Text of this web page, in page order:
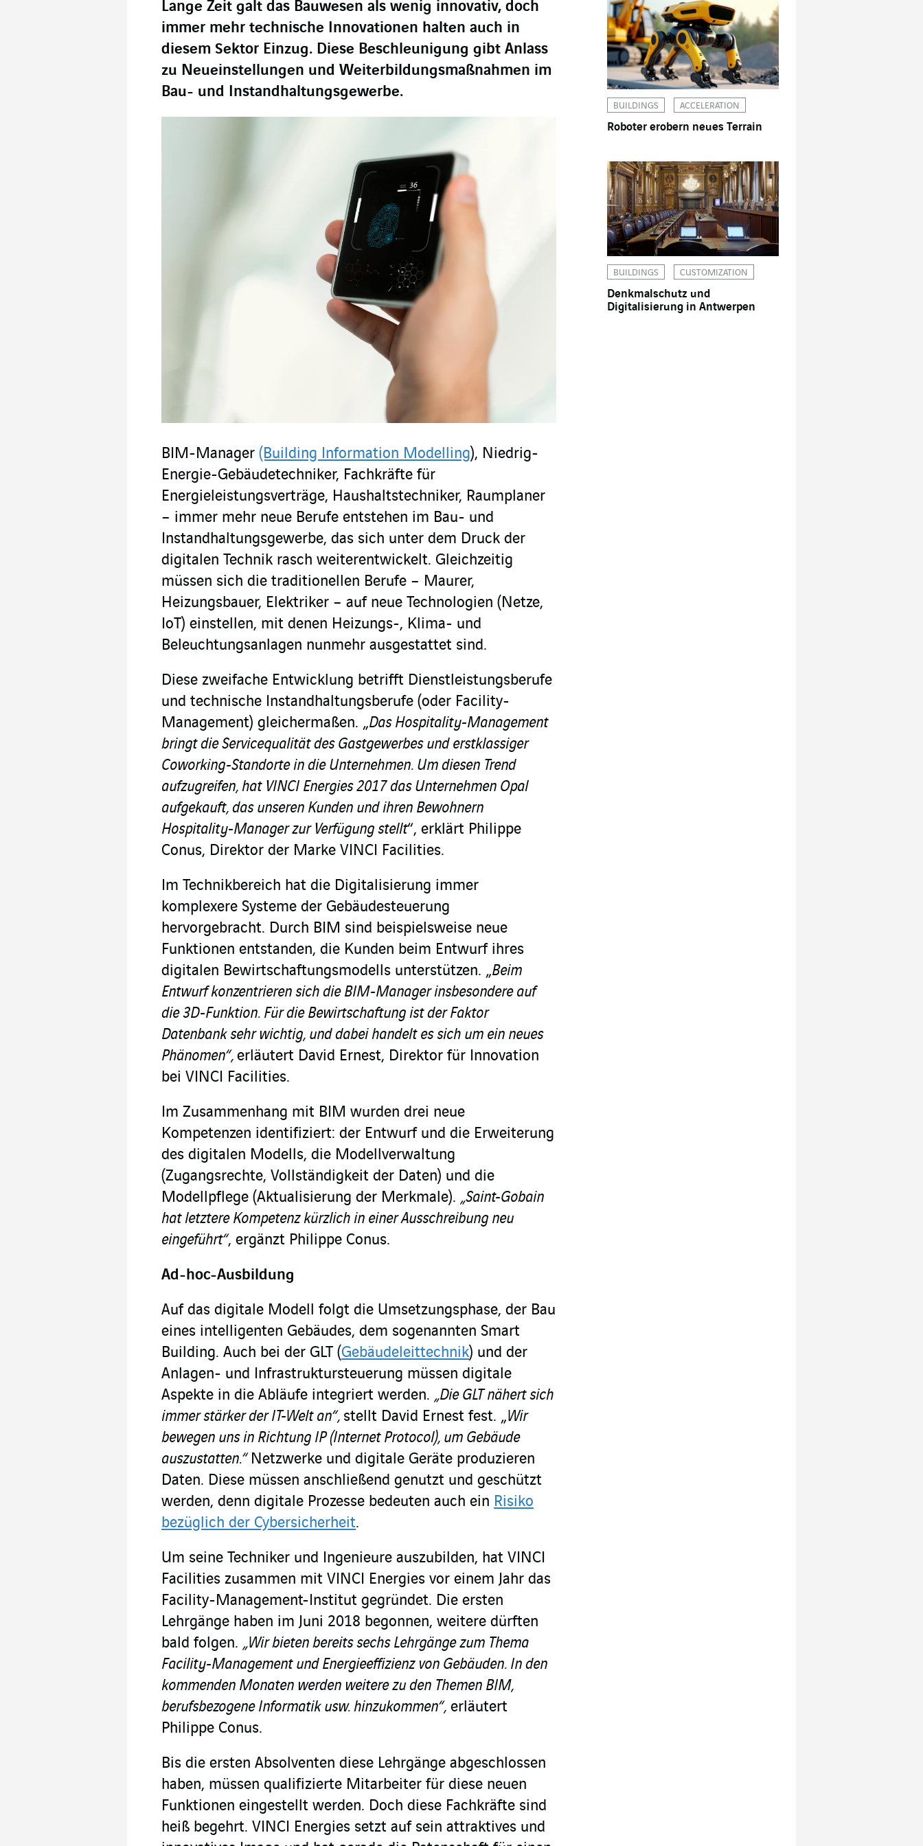
Lange Zeit galt das Bauwesen als wenig innovativ, doch
immer mehr technische Innovationen halten auch in
diesem Sektor Einzug. Diese Beschleunigung gibt Anlass
zu Neueinstellungen und Weiterbildungsmaßnahmen im
Bau- und Instandhaltungsgewerbe.
BIM-Manager (Building Information Modelling), Niedrig-
Energie-Gebäudetechniker, Fachkräfte für
Energieleistungsverträge, Haushaltstechniker, Raumplaner
– immer mehr neue Berufe entstehen im Bau- und
Instandhaltungsgewerbe, das sich unter dem Druck der
digitalen Technik rasch weiterentwickelt. Gleichzeitig
müssen sich die traditionellen Berufe – Maurer,
Heizungsbauer, Elektriker – auf neue Technologien (Netze,
IoT) einstellen, mit denen Heizungs-, Klima- und
Beleuchtungsanlagen nunmehr ausgestattet sind.
Diese zweifache Entwicklung betrifft Dienstleistungsberufe
und technische Instandhaltungsberufe (oder Facility-
Management) gleichermaßen. „Das Hospitality-Management
bringt die Servicequalität des Gastgewerbes und erstklassiger
Coworking-Standorte in die Unternehmen. Um diesen Trend
aufzugreifen, hat VINCI Energies 2017 das Unternehmen Opal
aufgekauft, das unseren Kunden und ihren Bewohnern
Hospitality-Manager zur Verfügung stellt“, erklärt Philippe
Conus, Direktor der Marke VINCI Facilities.
Im Technikbereich hat die Digitalisierung immer
komplexere Systeme der Gebäudesteuerung
hervorgebracht. Durch BIM sind beispielsweise neue
Funktionen entstanden, die Kunden beim Entwurf ihres
digitalen Bewirtschaftungsmodells unterstützen. „Beim
Entwurf konzentrieren sich die BIM-Manager insbesondere auf
die 3D-Funktion. Für die Bewirtschaftung ist der Faktor
Datenbank sehr wichtig, und dabei handelt es sich um ein neues
Phänomen“, erläutert David Ernest, Direktor für Innovation
bei VINCI Facilities.
Im Zusammenhang mit BIM wurden drei neue
Kompetenzen identifiziert: der Entwurf und die Erweiterung
des digitalen Modells, die Modellverwaltung
(Zugangsrechte, Vollständigkeit der Daten) und die
Modellpflege (Aktualisierung der Merkmale). „Saint-Gobain
hat letztere Kompetenz kürzlich in einer Ausschreibung neu
eingeführt“, ergänzt Philippe Conus.
Ad-hoc-Ausbildung
Auf das digitale Modell folgt die Umsetzungsphase, der Bau
eines intelligenten Gebäudes, dem sogenannten Smart
Building. Auch bei der GLT (Gebäudeleittechnik) und der
Anlagen- und Infrastruktursteuerung müssen digitale
Aspekte in die Abläufe integriert werden. „Die GLT nähert sich
immer stärker der IT-Welt an“, stellt David Ernest fest. „Wir
bewegen uns in Richtung IP (Internet Protocol), um Gebäude
auszustatten.“ Netzwerke und digitale Geräte produzieren
Daten. Diese müssen anschließend genutzt und geschützt
werden, denn digitale Prozesse bedeuten auch ein Risiko
bezüglich der Cybersicherheit.
Um seine Techniker und Ingenieure auszubilden, hat VINCI
Facilities zusammen mit VINCI Energies vor einem Jahr das
Facility-Management-Institut gegründet. Die ersten
Lehrgänge haben im Juni 2018 begonnen, weitere dürften
bald folgen. „Wir bieten bereits sechs Lehrgänge zum Thema
Facility-Management und Energieeffizienz von Gebäuden. In den
kommenden Monaten werden weitere zu den Themen BIM,
berufsbezogene Informatik usw. hinzukommen“, erläutert
Philippe Conus.
Bis die ersten Absolventen diese Lehrgänge abgeschlossen
haben, müssen qualifizierte Mitarbeiter für diese neuen
Funktionen eingestellt werden. Doch diese Fachkräfte sind
heiß begehrt. VINCI Energies setzt auf sein attraktives und
BUILDINGS ACCELERATION
Roboter erobern neues Terrain
BUILDINGS CUSTOMIZATION
Denkmalschutz und
Digitalisierung in Antwerpen